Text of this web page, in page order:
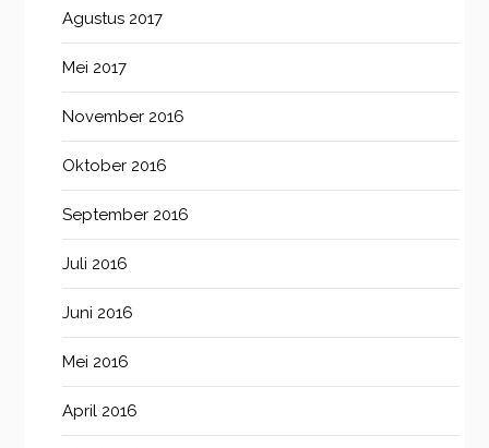
Agustus 2017
Mei 2017
November 2016
Oktober 2016
September 2016
Juli 2016
Juni 2016
Mei 2016
April 2016